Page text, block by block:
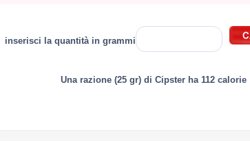
inserisci la quantità in grammi
Una razione (25 gr) di Cipster ha 112 calorie